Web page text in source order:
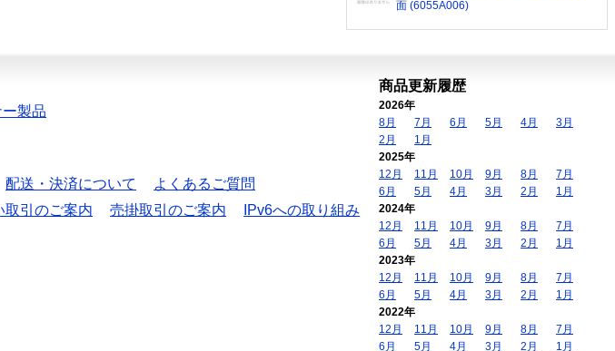
面 (6055A006)
製品
配送・決済について
よくあるご質問
取引のご案内 売掛取引のご案内
IPv6への取り組み
商品更新履歴
2026年
8月
7月 6月 5月 4月
3月
2月
1月
2025年
12月
11月 10月 9月 8月
7月
6月
5月 4月 3月 2月
1月
2024年
12月
11月 10月 9月 8月
7月
6月
5月 4月 3月 2月
1月
2023年
12月
11月 10月 9月 8月
7月
6月
5月 4月 3月 2月
1月
2022年
12月
11月 10月 9月 8月
7月
6月
5月 4月 3月 2月
1月